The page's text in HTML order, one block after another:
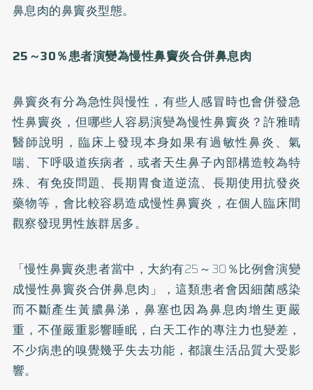
鼻息肉的鼻竇炎型態。
25～30％患者演變為慢性鼻竇炎合併鼻息肉
鼻竇炎有分為急性與慢性，有些人感冒時也會併發急
性鼻竇炎，但哪些人容易演變為慢性鼻竇炎？許雅晴
醫師說明，臨床上發現本身如果有過敏性鼻炎、氣
喘、下呼吸道疾病者，或者天生鼻子內部構造較為特
殊、有免疫問題、長期胃食道逆流、長期使用抗發炎
藥物等，會比較容易造成慢性鼻竇炎，在個人臨床間
觀察發現男性族群居多。
「慢性鼻竇炎患者當中，大約有25～30％比例會演變
成慢性鼻竇炎合併鼻息肉」，這類患者會因細菌感染
而不斷產生黃膿鼻涕，鼻塞也因為鼻息肉增生更嚴
重，不僅嚴重影響睡眠，白天工作的專注力也變差，
不少病患的嗅覺幾乎失去功能，都讓生活品質大受影
響。